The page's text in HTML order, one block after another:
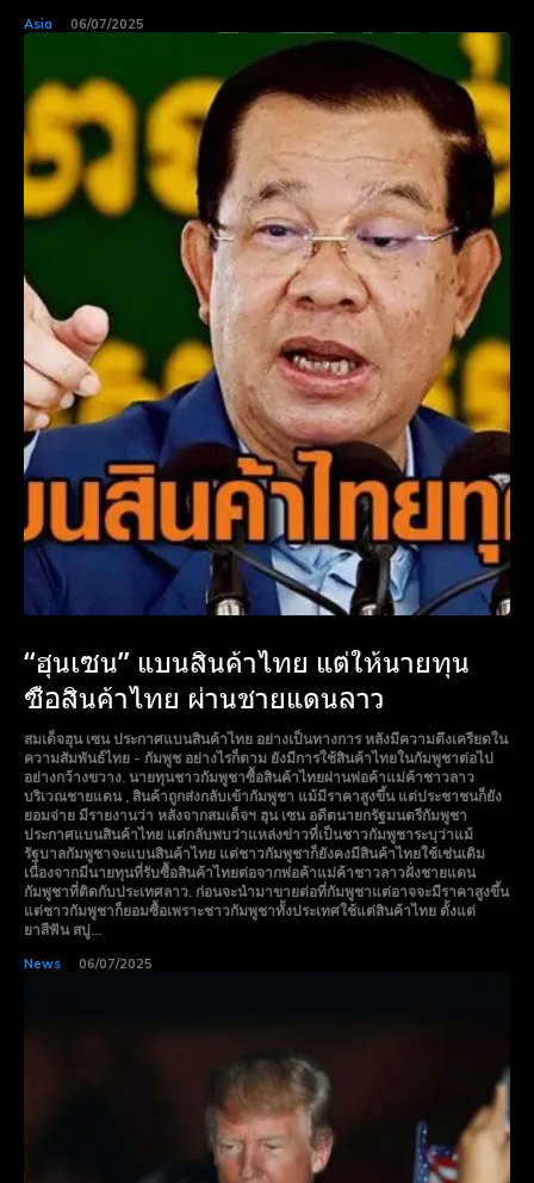
Asia 06/07/2025
“ฮุนเซน” แบนสินค้าไทย แต่ให้นายทุน
ซื้อสินค้าไทย ผ่านชายแดนลาว
สมเด็จฮุน เซน ประกาศแบนสินค้าไทย อย่างเป็นทางการ หลังมีความตึงเครียดใน
ความสัมพันธ์ไทย - กัมพูช อย่างไรก็ตาม ยังมีการใช้สินค้าไทยในกัมพูชาต่อไป
อย่างกว้างขวาง. นายทุนชาวกัมพูชาซื้อสินค้าไทยผ่านพ่อค้าแม่ค้าชาวลาว
บริเวณชายแดน , สินค้าถูกส่งกลับเข้ากัมพูชา แม้มีราคาสูงขึ้น แต่ประชาชนก็ยัง
ยอมจ่าย มีรายงานว่า หลังจากสมเด็จฯ ฮุน เซน อดีตนายกรัฐมนตรีกัมพูชา
ประกาศแบนสินค้าไทย แต่กลับพบว่าแหล่งข่าวที่เป็นชาวกัมพูชาระบุว่าแม้
รัฐบาลกัมพูชาจะแบนสินค้าไทย แต่ชาวกัมพูชาก็ยังคงมีสินค้าไทยใช้เช่นเดิม
เนื่องจากมีนายทุนที่รับซื้อสินค้าไทยต่อจากพ่อค้าแม่ค้าชาวลาวฝั่งชายแดน
กัมพูชาที่ติดกับประเทศลาว. ก่อนจะนำมาขายต่อที่กัมพูชาแต่อาจจะมีราคาสูงขึ้น
แต่ชาวกัมพูชาก็ยอมซื้อเพราะชาวกัมพูชาทั้งประเทศใช้แต่สินค้าไทย ตั้งแต่
ยาสีฟัน สบู่...
News 06/07/2025